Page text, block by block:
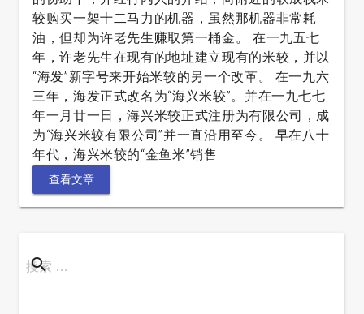
较购买一架十二马力的机器，虽然那机器非常耗
油，但却为许老先生赚取第一桶金。 在一九五七
年，许老先生在现有的地址建立现有的米较，并以
“海发”新字号来开始米较的另一个改革。 在一九六
三年，海发正式改名为“海兴米较”。并在一九七七
年一月廿一日，海兴米较正式注册为有限公司，成
为“海兴米较有限公司”并一直沿用至今。 早在八十
年代，海兴米较的“金鱼米”销售
查看文章
搜
索
搜索 …
search